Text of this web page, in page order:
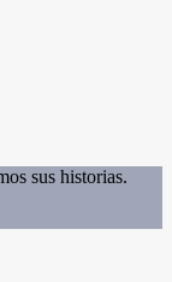
sus historias.